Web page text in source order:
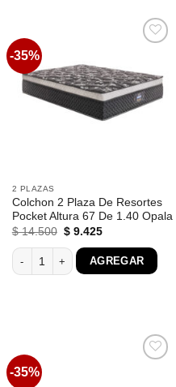
-35%
2 PLAZAS
Colchon 2 Plaza De Resortes
Pocket Altura 67 De 1.40 Opala
$14.500 El
original
era:
$ 14.500.
$9.425El
es:
$ 9.425.
Colchon 2 Plaza De Resortes
AGREGAR
-35%